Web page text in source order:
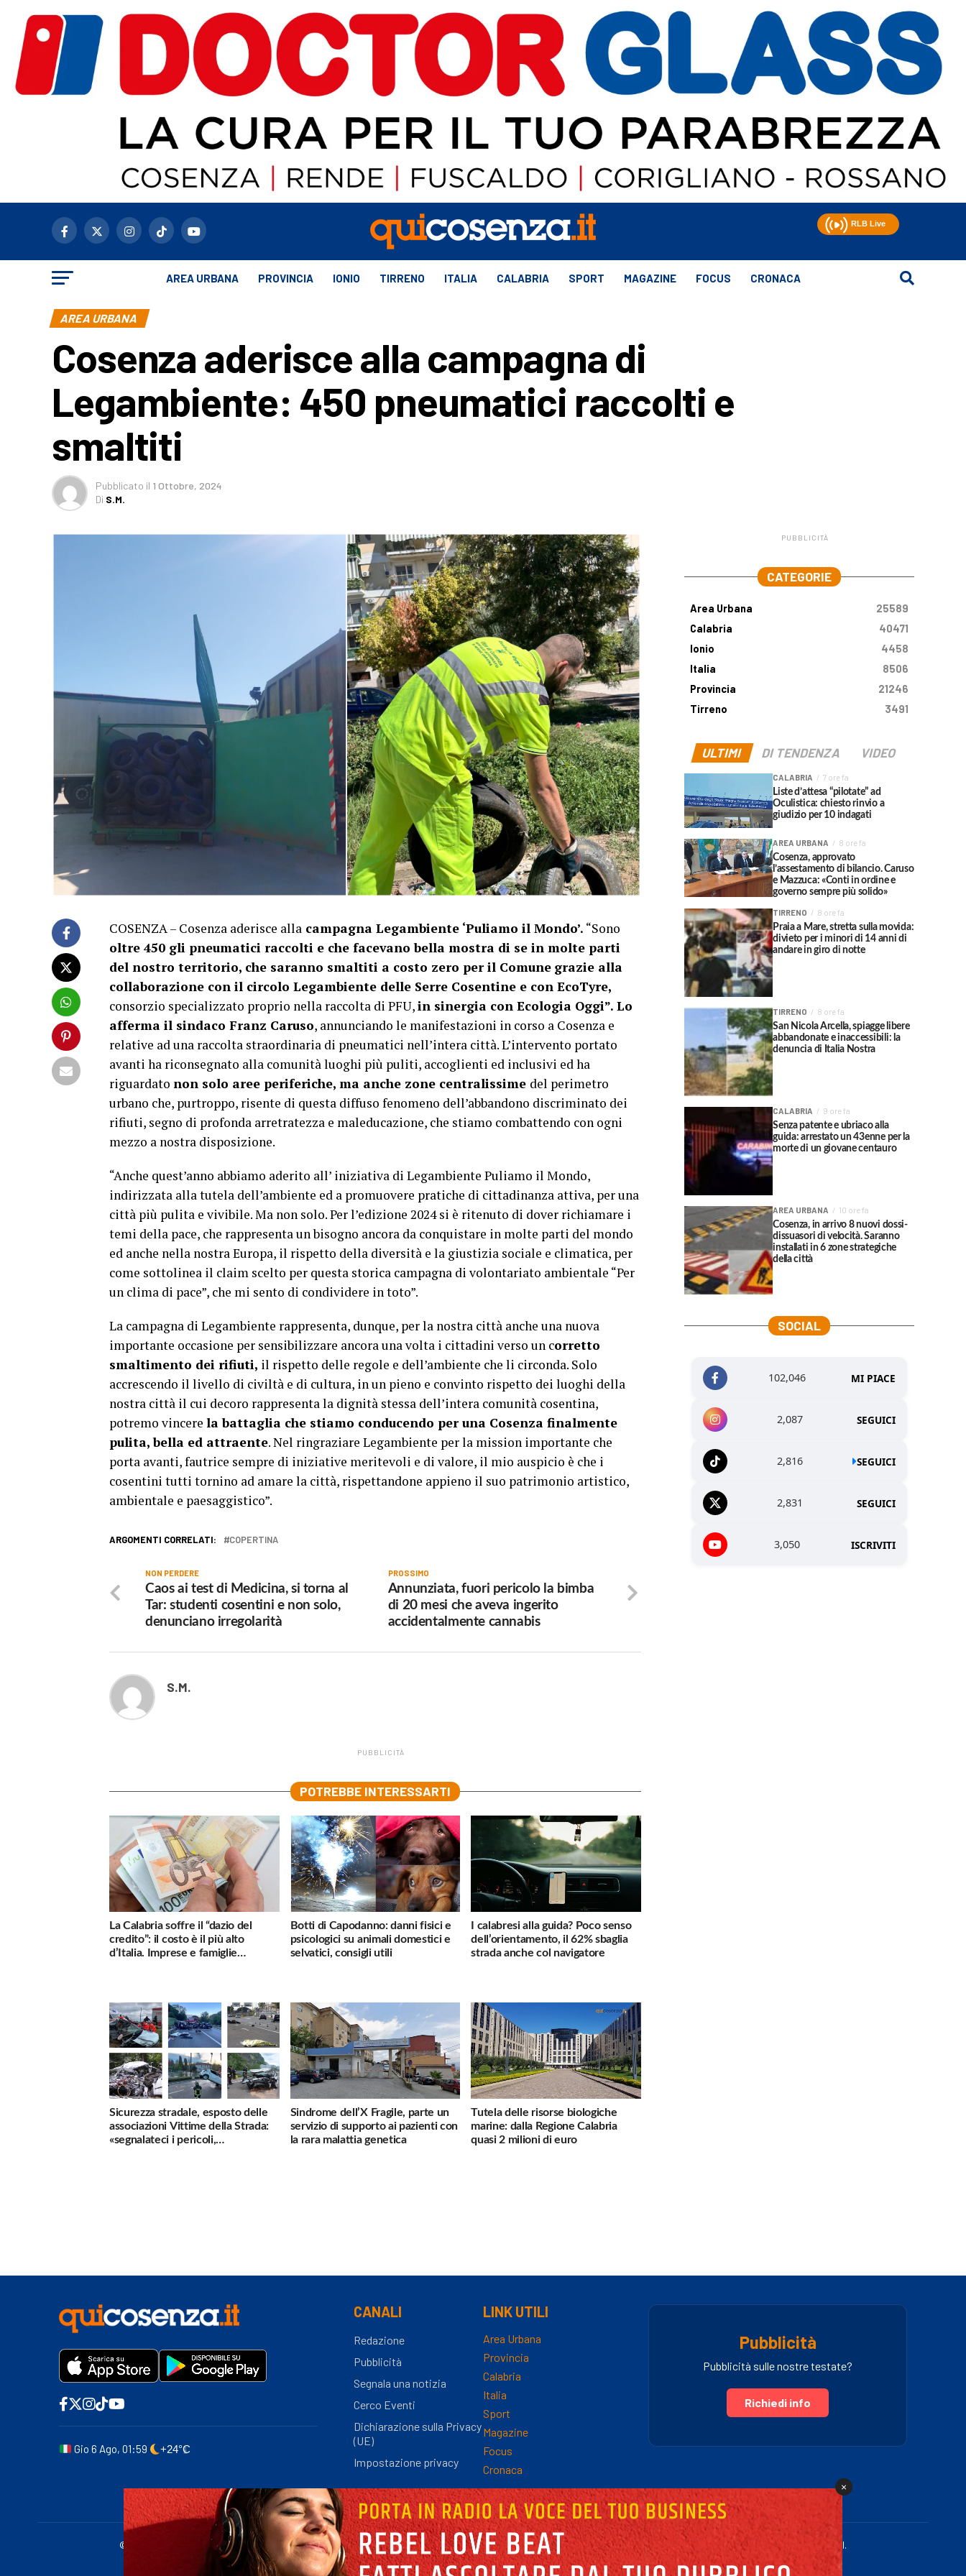
AREA URBANA PROVINCIA IONIO TIRRENO ITALIA CALABRIA SPORT MAGAZINE FOCUS CRONACA
AREA URBANA
Cosenza aderisce alla campagna di
Legambiente: 450 pneumatici raccolti e
smaltiti
Pubblicato il 1 Ottobre, 2024
Di S.M.
COSENZA – Cosenza aderisce alla campagna Legambiente ‘Puliamo il Mondo’. “Sono
oltre 450 gli pneumatici raccolti e che facevano bella mostra di se in molte parti
del nostro territorio, che saranno smaltiti a costo zero per il Comune grazie alla
collaborazione con il circolo Legambiente delle Serre Cosentine e con EcoTyre,
consorzio specializzato proprio nella raccolta di PFU,in sinergia con Ecologia Oggi”. Lo
afferma il sindaco Franz Caruso, annunciando le manifestazioni in corso a Cosenza e
relative ad una raccolta straordinaria di pneumatici nell’intera città. L’intervento portato
avanti ha riconsegnato alla comunità luoghi più puliti, accoglienti ed inclusivi ed ha
riguardato non solo aree periferiche, ma anche zone centralissime del perimetro
urbano che, purtroppo, risente di questa diffuso fenomeno dell’abbandono discriminato dei
rifiuti, segno di profonda arretratezza e maleducazione, che stiamo combattendo con ogni
mezzo a nostra disposizione.
“Anche quest’anno abbiamo aderito all’ iniziativa di Legambiente Puliamo il Mondo,
indirizzata alla tutela dell’ambiente ed a promuovere pratiche di cittadinanza attiva, per una
città più pulita e vivibile. Ma non solo. Per l’edizione 2024 si è ritenuto di dover richiamare i
temi della pace, che rappresenta un bisogno ancora da conquistare in molte parti del mondo
ed anche nella nostra Europa, il rispetto della diversità e la giustizia sociale e climatica, per
come sottolinea il claim scelto per questa storica campagna di volontariato ambientale “Per
un clima di pace”, che mi sento di condividere in toto”.
La campagna di Legambiente rappresenta, dunque, per la nostra città anche una nuova
importante occasione per sensibilizzare ancora una volta i cittadini verso un corretto
smaltimento dei rifiuti, il rispetto delle regole e dell’ambiente che li circonda. Solo
accrescendo il livello di civiltà e di cultura, in un pieno e convinto rispetto dei luoghi della
nostra città il cui decoro rappresenta la dignità stessa dell’intera comunità cosentina,
potremo vincere la battaglia che stiamo conducendo per una Cosenza finalmente
pulita, bella ed attraente. Nel ringraziare Legambiente per la mission importante che
porta avanti, fautrice sempre di iniziative meritevoli e di valore, il mio auspicio è che i
cosentini tutti tornino ad amare la città, rispettandone appieno il suo patrimonio artistico,
ambientale e paesaggistico”.
ARGOMENTI CORRELATI: COPERTINA
PROSSIMO
Annunziata, fuori pericolo la bimba
di 20 mesi che aveva ingerito
accidentalmente cannabis
NON PERDERE
Caos ai test di Medicina, si torna al
Tar: studenti cosentini e non solo,
denunciano irregolarità
S.M.
PUBBLICITÀ
POTREBBE INTERESSARTI
La Calabria soffre il “dazio del
credito”: il costo è il più alto
d’Italia. Imprese e famiglie
Botti di Capodanno: danni fisici e
psicologici su animali domestici e
selvatici, consigli utili
I calabresi alla guida? Poco senso
dell’orientamento, il 62% sbaglia
strada anche col navigatore
Sicurezza stradale, esposto delle
associazioni Vittime della Strada:
«segnalateci i pericoli,
Sindrome dell’X Fragile, parte un
servizio di supporto ai pazienti con
la rara malattia genetica
Tutela delle risorse biologiche
marine: dalla Regione Calabria
quasi 2 milioni di euro
PUBBLICITÀ
CATEGORIE
Area Urbana
25589
Calabria
40471
Ionio
4458
Italia
8506
Provincia
21246
Tirreno
3491
ULTIMI DI TENDENZA VIDEO
CALABRIA 7 ore fa
Liste d’attesa “pilotate” ad
Oculistica: chiesto rinvio a
giudizio per 10 indagati
AREA URBANA 8 ore fa
Cosenza, approvato
l’assestamento di bilancio. Caruso
e Mazzuca: «Conti in ordine e
governo sempre più solido»
TIRRENO 8 ore fa
Praia a Mare, stretta sulla movida:
divieto per i minori di 14 anni di
andare in giro di notte
TIRRENO 8 ore fa
San Nicola Arcella, spiagge libere
abbandonate e inaccessibili: la
denuncia di Italia Nostra
CALABRIA 9 ore fa
Senza patente e ubriaco alla
guida: arrestato un 43enne per la
morte di un giovane centauro
AREA URBANA 10 ore fa
Cosenza, in arrivo 8 nuovi dossi-
dissuasori di velocità. Saranno
installati in 6 zone strategiche
della città
SOCIAL
102,046 MI PIACE
2,087 SEGUICI
2,816 SEGUICI
2,831 SEGUICI
3,050 ISCRIVITI
Gio 6 Ago, 01:59 +24°C
CANALI
Redazione
Pubblicità
Segnala una notizia
Cerco Eventi
Dichiarazione sulla Privacy
(UE)
Impostazione privacy
LINK UTILI
Area Urbana
Provincia
Calabria
Italia
Sport
Magazine
Focus
Cronaca
Pubblicità
Pubblicità sulle nostre testate?
Richiedi info
© 2011-2025 quicosenza.it - Tribunale di Cosenza Registro Stampa n.9/2012 - Direttore Responsabile Simona Gambaro | P.IVA 03005460781 | Powered by Fullmidia s.r.l.
×